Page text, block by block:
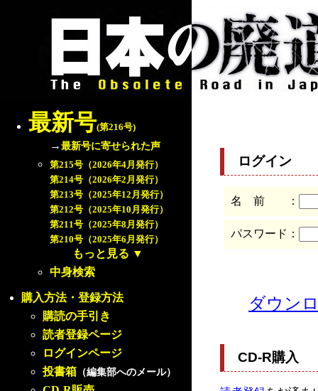
最新号(第216号)
→最新号に寄せられた声
第215号（2026年4月発行）
第214号（2026年2月発行）
第213号（2025年12月発行）
第212号（2025年10月発行）
第211号（2025年8月発行）
第210号（2025年6月発行）
もっと見る ▼
中身検索
購入方法・登録方法
購読の手引き
読者登録ページ
ログインページ
投書箱 （編集部へのメール）
ログイン
名 前 ：
パスワード：
ダウン
CD-R購入